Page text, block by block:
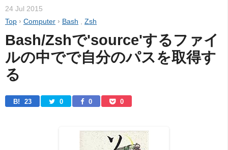
24 Jul 2015
Top › Computer › Bash Zsh
Bash/Zshで'source'するファイ
ルの中でで自分のパスを取得す
る
B! 23 0 0 0